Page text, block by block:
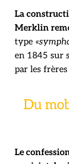
La
Merklin
type «
en 1845 sur
par les
Du
Le